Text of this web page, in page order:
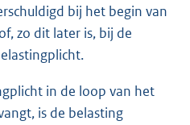
bij het begin van
zo dit later is, bij de
in de loop van het
is de belasting